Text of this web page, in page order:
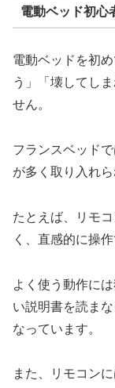
電動ベッド初心
電動ベッドを初
う」「壊してし
せん。
フランスベッド
が多く取り入れら
たとえば、リモ
く、直感的に操
よく使う動作に
い説明書を読ま
なっています。
また、リモコン